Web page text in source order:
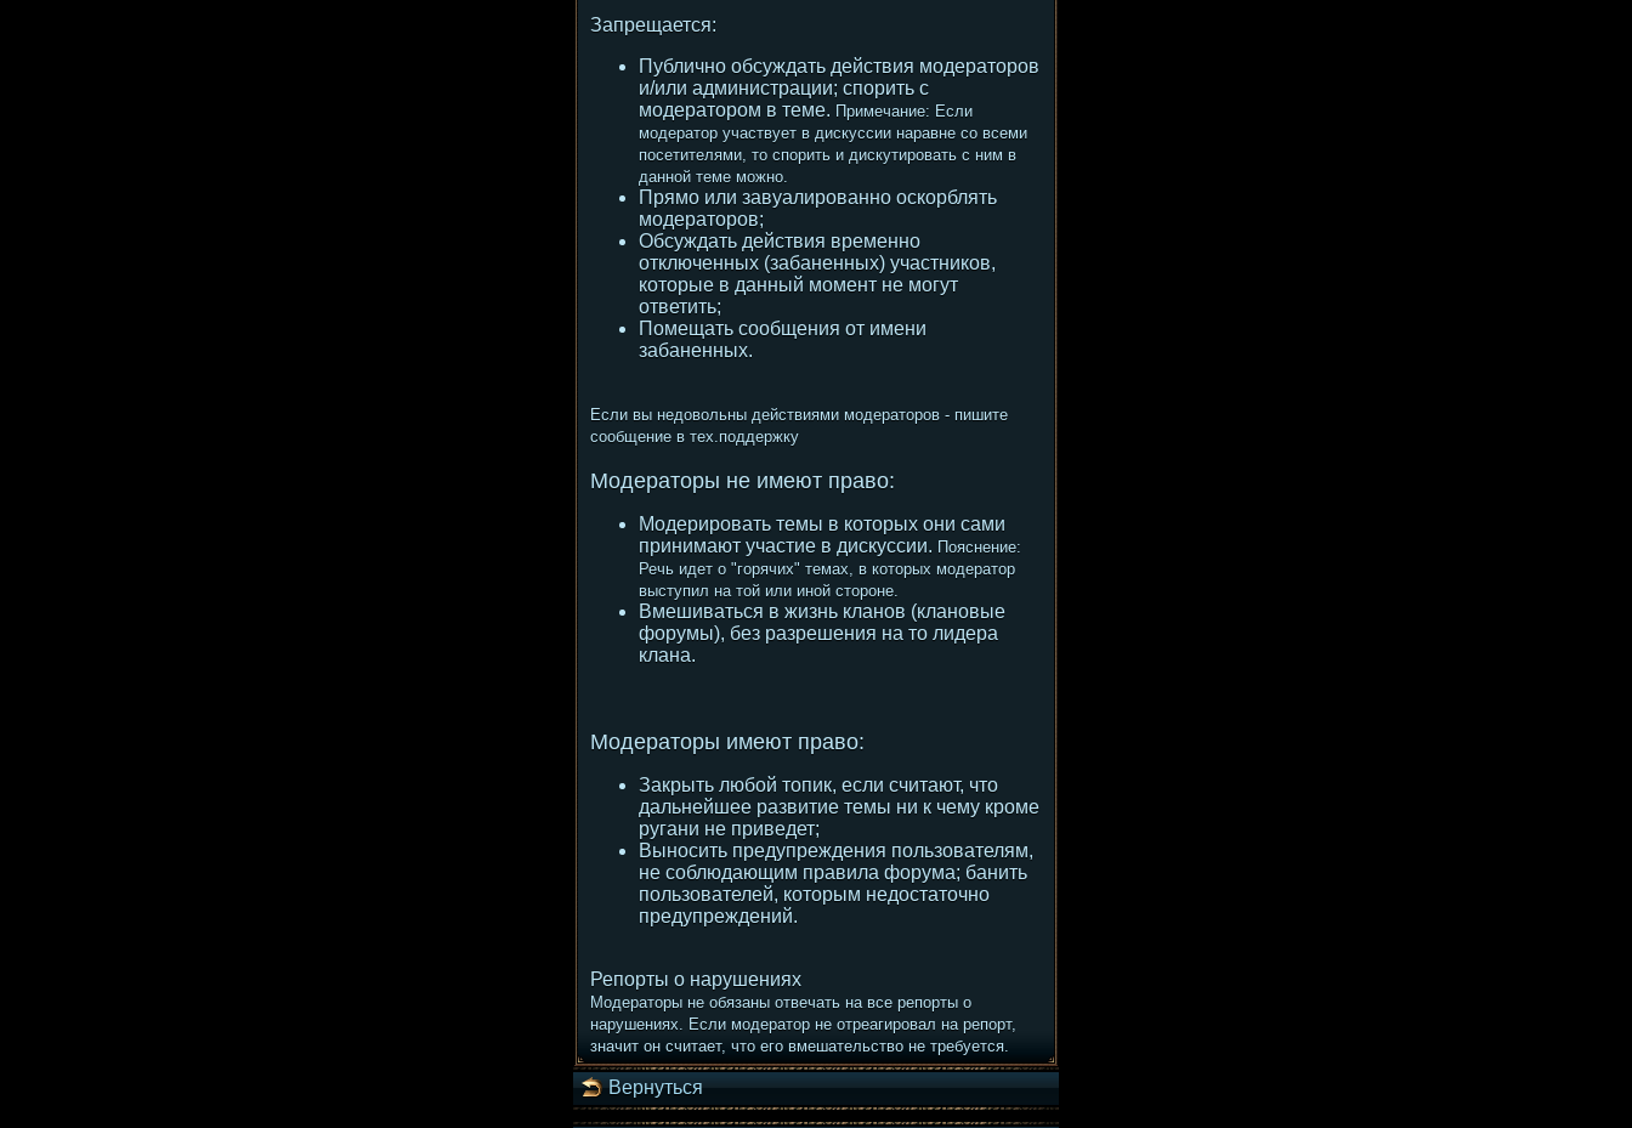
Запрещается:
Публично обсуждать действия модераторов
и/или администрации; спорить с
модератором в теме. Примечание: Если
модератор участвует в дискуссии наравне со всеми
посетителями, то спорить и дискутировать с ним в
данной теме можно.
Прямо или завуалированно оскорблять
модераторов;
Обсуждать действия временно
отключенных (забаненных) участников,
которые в данный момент не могут
ответить;
Помещать сообщения от имени
забаненных.
Если вы недовольны действиями модераторов - пишите
сообщение в тех.поддержку
Модераторы не имеют право:
Модерировать темы в которых они сами
принимают участие в дискуссии. Пояснение:
Речь идет о "горячих" темах, в которых модератор
выступил на той или иной стороне.
Вмешиваться в жизнь кланов (клановые
форумы), без разрешения на то лидера
клана.
Модераторы имеют право:
Закрыть любой топик, если считают, что
дальнейшее развитие темы ни к чему кроме
ругани не приведет;
Выносить предупреждения пользователям,
не соблюдающим правила форума; банить
пользователей, которым недостаточно
предупреждений.
Репорты о нарушениях
Модераторы не обязаны отвечать на все репорты о
нарушениях. Если модератор не отреагировал на репорт,
значит он считает, что его вмешательство не требуется.
Вернуться